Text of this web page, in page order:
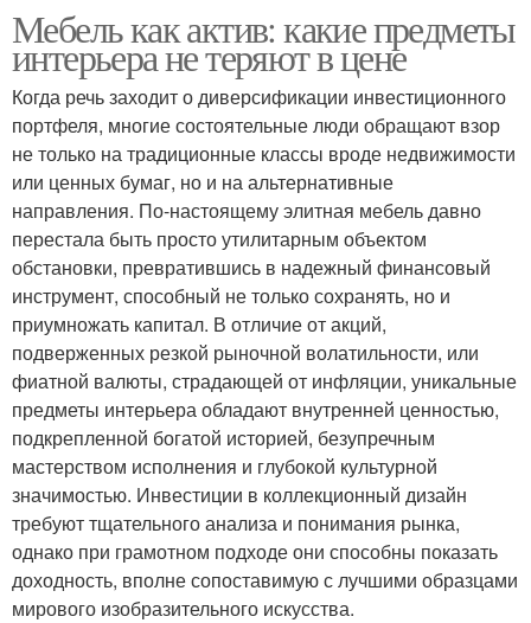
Мебель как актив: какие предметы
интерьера не теряют в цене
Когда речь заходит о диверсификации инвестиционного
портфеля, многие состоятельные люди обращают взор
не только на традиционные классы вроде недвижимости
или ценных бумаг, но и на альтернативные
направления. По-настоящему элитная мебель давно
перестала быть просто утилитарным объектом
обстановки, превратившись в надежный финансовый
инструмент, способный не только сохранять, но и
приумножать капитал. В отличие от акций,
подверженных резкой рыночной волатильности, или
фиатной валюты, страдающей от инфляции, уникальные
предметы интерьера обладают внутренней ценностью,
подкрепленной богатой историей, безупречным
мастерством исполнения и глубокой культурной
значимостью. Инвестиции в коллекционный дизайн
требуют тщательного анализа и понимания рынка,
однако при грамотном подходе они способны показать
доходность, вполне сопоставимую с лучшими образцами
мирового изобразительного искусства.